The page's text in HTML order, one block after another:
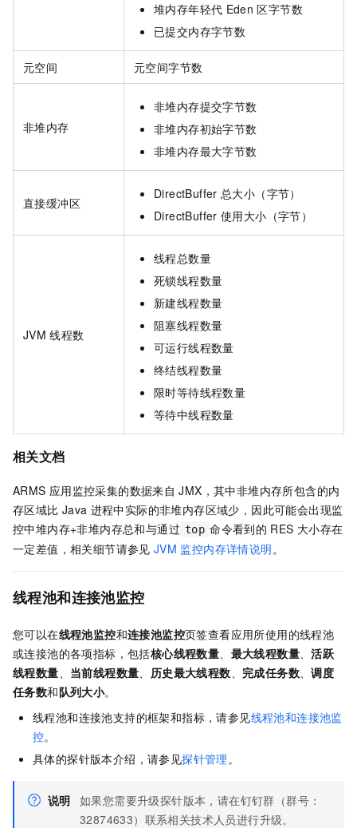
堆内存年轻代 Eden 区字节数
已提交内存字节数
元空间 元空间字节数
非堆内存
非堆内存提交字节数
非堆内存初始字节数
非堆内存最大字节数
直接缓冲区
DirectBuffer 总大小（字节）
DirectBuffer 使用大小（字节）
JVM 线程数
线程总数量
死锁线程数量
新建线程数量
阻塞线程数量
可运行线程数量
终结线程数量
限时等待线程数量
等待中线程数量
相关文档
ARMS 应用监控采集的数据来自 JMX，其中非堆内存所包含的内
存区域比 Java 进程中实际的非堆内存区域少，因此可能会出现监
控中堆内存+非堆内存总和与通过 top 命令看到的 RES 大小存在
一定差值，相关细节请参见 JVM 监控内存详情说明 。
线程池和连接池监控
您可以在线程池监控和连接池监控页签查看应用所使用的线程池
或连接池的各项指标，包括核心线程数量 最大线程数量 、活跃
线程数量
当前线程数量 历史最大线程数 完成任务数 、调度
任务数和队列大小。
线程池和连接池支持的框架和指标，请参见线程池和连接池监
控。
具体的探针版本介绍，请参见探针管理 。
说明 如果您需要升级探针版本，请在钉钉群（群号：
32874633）联系相关技术人员进行升级。